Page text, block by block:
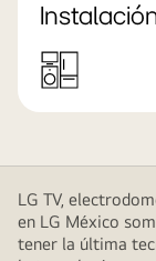
LG TV,
en LG México
tener la última